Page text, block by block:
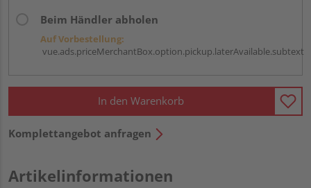
Beim Händler abholen
Auf Vorbestellung:
vue.ads.priceMerchantBox.option.pickup.laterAvailable.subtext
In den Warenkorb
Komplettangebot anfragen
Artikelinformationen